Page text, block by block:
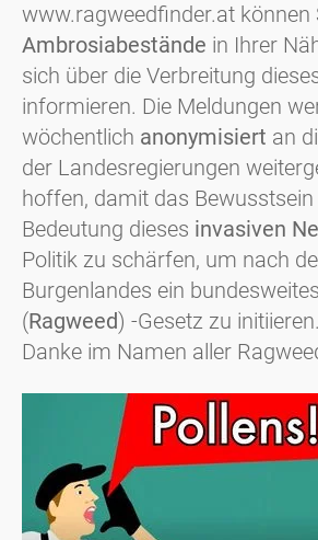
www.ragweedfinder.at können
Ambrosiabestände in Ihrer
sich über die Verbreitung
informieren. Die Meldungen
wöchentlich anonymisiert an
der Landesregierungen
hoffen, damit das
Bedeutung dieses invasiven
Politik zu schärfen, um nach
Burgenlandes ein bundesweites
(Ragweed) -Gesetz zu initiieren.
Danke im Namen aller